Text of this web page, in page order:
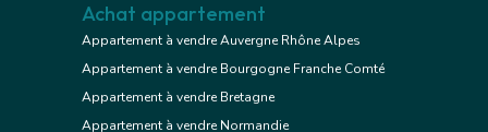
Achat appartement
Appartement à vendre Auvergne Rhône Alpes
Appartement à vendre Bourgogne Franche Comté
Appartement à vendre Bretagne
Appartement à vendre Normandie